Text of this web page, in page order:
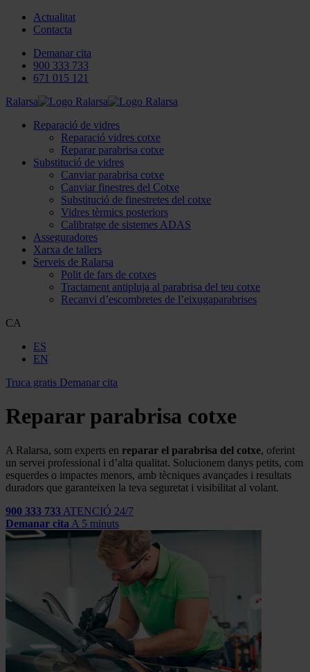
Actualitat
Contacta
Demanar cita
900 333 733
671 015 121
Ralarsa
Reparació de vidres
Reparació vidres cotxe
Reparar parabrisa cotxe
Substitució de vidres
Canviar parabrisa cotxe
Canviar finestres del Cotxe
Substitució de finestretes del cotxe
Vidres tèrmics posteriors
Calibratge de sistemes ADAS
Asseguradores
Xarxa de tallers
Serveis de Ralarsa
Polit de fars de cotxes
Tractament antipluja al parabrisa del teu cotxe
Recanvi d’escombretes de l’eixugaparabrises
CA
ES
EN
Truca gratis Demanar cita
Reparar parabrisa cotxe
A Ralarsa, som experts en reparar el parabrisa del cotxe, oferint
un servei professional i d’alta qualitat. Solucionem danys petits, com
esquerdes o impactes menors, amb tècniques avançades i resultats
duradors que garanteixen la teva seguretat i visibilitat al volant.
900 333 733 ATENCIÓ 24/7
Demanar cita A 5 minuts